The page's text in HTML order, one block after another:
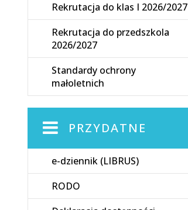
Rekrutacja do klas I 2026/2027
Rekrutacja do przedszkola
2026/2027
Standardy ochrony
małoletnich
PRZYDATNE
e-dziennik (LIBRUS)
RODO